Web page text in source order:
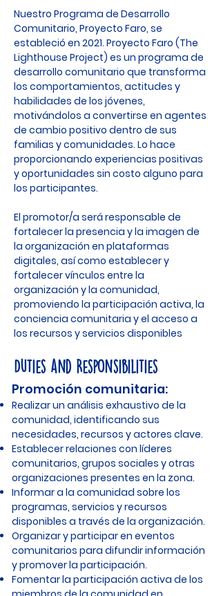
Nuestro Programa de Desarrollo
Comunitario, Proyecto Faro, se
estableció en 2021. Proyecto Faro (The
Lighthouse Project) es un programa de
desarrollo comunitario que transforma
los comportamientos, actitudes y
habilidades de los jóvenes,
motivándolos a convertirse en agentes
de cambio positivo dentro de sus
familias y comunidades. Lo hace
proporcionando experiencias positivas
y oportunidades sin costo alguno para
los participantes.
El promotor/a será responsable de
fortalecer la presencia y la imagen de
la organización en plataformas
digitales, así como establecer y
fortalecer vínculos entre la
organización y la comunidad,
promoviendo la participación activa, la
conciencia comunitaria y el acceso a
los recursos y servicios disponibles
Duties and Responsibilities
Promoción comunitaria:
Realizar un análisis exhaustivo de la
comunidad, identificando sus
necesidades, recursos y actores clave.
Establecer relaciones con líderes
comunitarios, grupos sociales y otras
organizaciones presentes en la zona.
Informar a la comunidad sobre los
programas, servicios y recursos
disponibles a través de la organización.
Organizar y participar en eventos
comunitarios para difundir información
y promover la participación.
Fomentar la participación activa de los